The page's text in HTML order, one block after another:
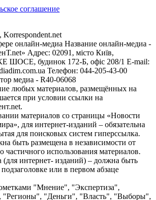
соглашение
онлайн-медиа Название онлайн-медиа -
Адрес: 02091, місто Київ,
ШОСЕ, будинок 172-Б, офіс 208/1 E-mail:
Телефон: 044-205-43-00
медиа - R40-06068
любых материалов, размещённых на
при условии ссылки на
материалов со страницы «Новости
для интернет-изданий – обязательна
для поисковых систем гиперссылка.
быть размещена в независимости от
частичного использования материалов.
(для интернет- изданий) – должна быть
или в первом абзаце
"Мнение", "Экспертиза",
"Регионы", "Деньги", "Власть", "Выборы",